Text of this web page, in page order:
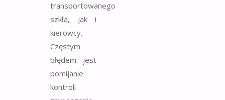
transportowanego
szkła, jak i
kierowcy.
Częstym
błędem jest
pomijanie
kontroli